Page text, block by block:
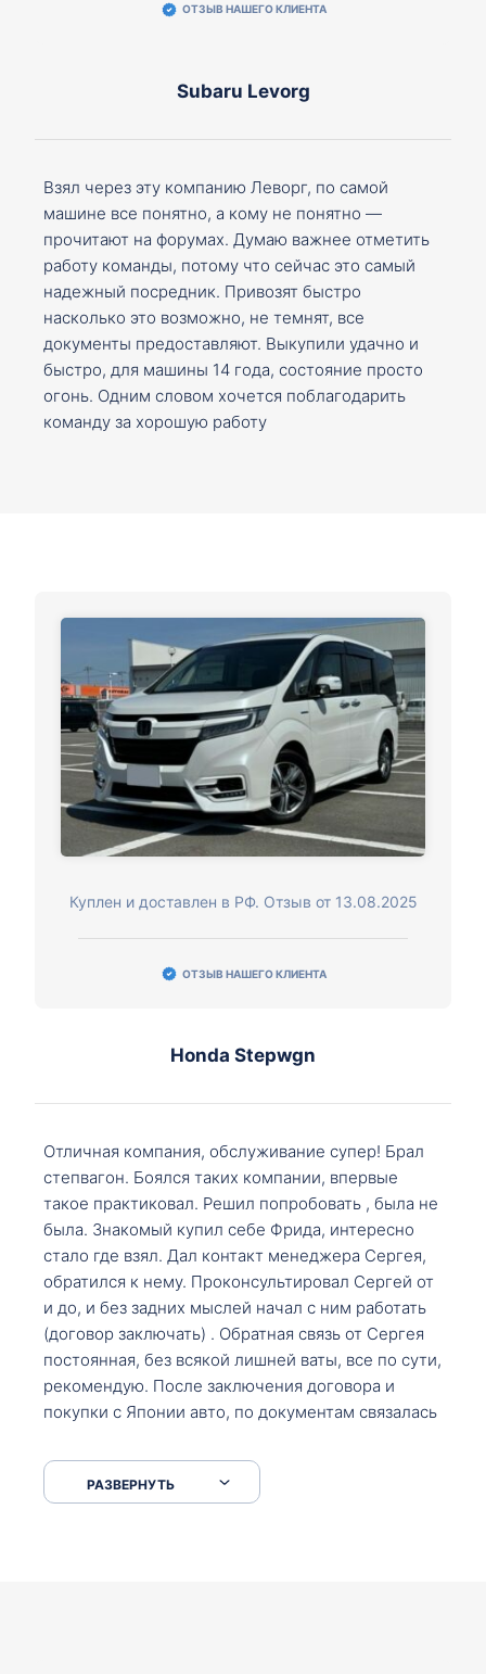
ОТЗЫВ НАШЕГО КЛИЕНТА
Subaru Levorg
Взял через эту компанию Леворг, по самой
машине все понятно, а кому не понятно —
прочитают на форумах. Думаю важнее отметить
работу команды, потому что сейчас это самый
надежный посредник. Привозят быстро
насколько это возможно, не темнят, все
документы предоставляют. Выкупили удачно и
быстро, для машины 14 года, состояние просто
огонь. Одним словом хочется поблагодарить
команду за хорошую работу
Куплен и доставлен в РФ. Отзыв от 13.08.2025
ОТЗЫВ НАШЕГО КЛИЕНТА
Honda Stepwgn
Отличная компания, обслуживание супер! Брал
степвагон. Боялся таких компании, впервые
такое практиковал. Решил попробовать , была не
была. Знакомый купил себе Фрида, интересно
стало где взял. Дал контакт менеджера Сергея,
обратился к нему. Проконсультировал Сергей от
и до, и без задних мыслей начал с ним работать
(договор заключать) . Обратная связь от Сергея
постоянная, без всякой лишней ваты, все по сути,
рекомендую. После заключения договора и
покупки с Японии авто, по документам связалась
что заполнить, куда зайти, образцы и т.д. После
приехал за авто. Меня тепло встретили Сергей с
РАЗВЕРНУТЬ